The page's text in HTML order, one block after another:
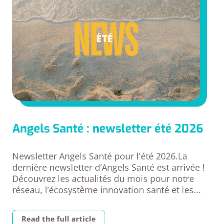
Angels Santé : newsletter été 2026
Newsletter Angels Santé pour l'été 2026.La
dernière newsletter d’Angels Santé est arrivée !
Découvrez les actualités du mois pour notre
réseau, l’écosystème innovation santé et les...
Read the full article